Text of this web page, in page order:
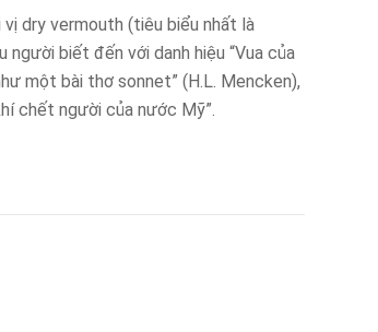
dry vermouth (tiêu biểu nhất là
biết đến với danh hiệu “Vua của
một bài thơ sonnet” (H.L. Mencken),
chết người của nước Mỹ”.